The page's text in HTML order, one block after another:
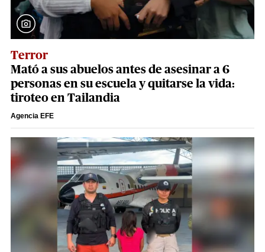
Terror
Mató a sus abuelos antes de asesinar a 6
personas en su escuela y quitarse la vida:
tiroteo en Tailandia
Agencia EFE